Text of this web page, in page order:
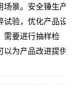
景。安全锤生产
验，优化产品设
需要进行抽样检
为产品改进提供